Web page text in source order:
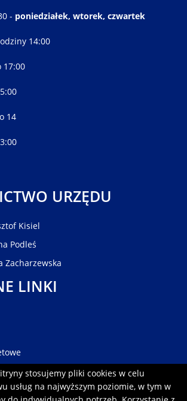
stosujemy pliki cookies w celu
usług na najwyższym poziomie, w tym w
- poniedziałek, wtorek, czwartek
14:00
17:00
14
URZĘDU
Kisiel
Podleś
Zacharzewska
LINKI